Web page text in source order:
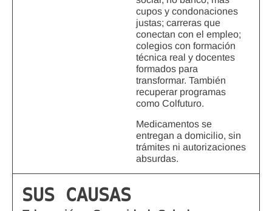
cupos y condonaciones
justas; carreras que
conectan con el empleo;
colegios con formación
técnica real y docentes
formados para
transformar. También
recuperar programas
como Colfuturo.
Medicamentos se
entregan a domicilio, sin
trámites ni autorizaciones
absurdas.
SUS CAUSAS